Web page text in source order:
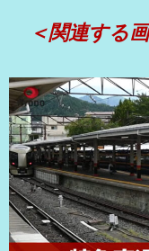
＜関連する